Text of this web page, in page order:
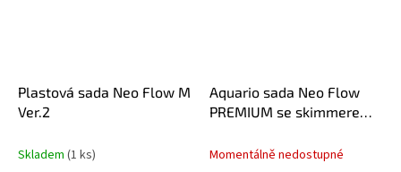
Plastová sada Neo Flow M
Ver.2
Skladem (1 ks)
Aquario sada Neo Flow
PREMIUM se skimmerem
Momentálně nedostupné